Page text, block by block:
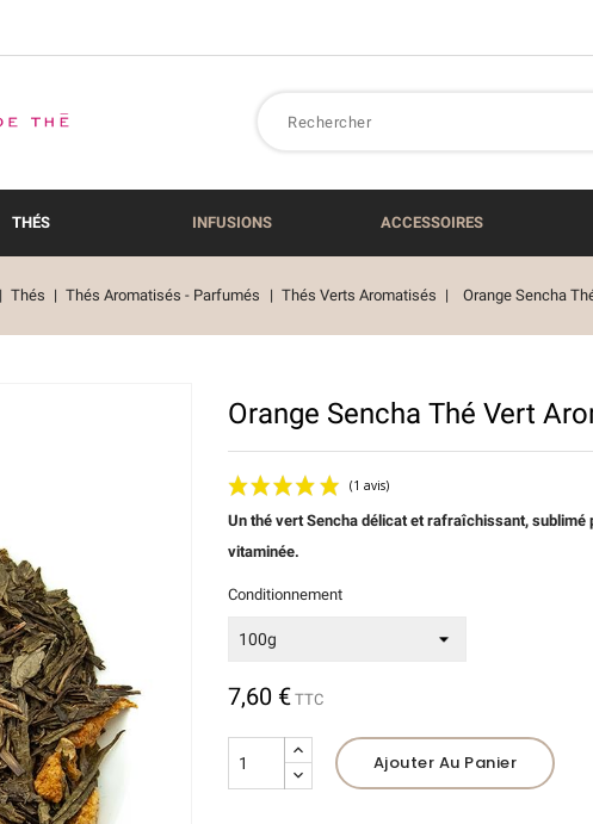
THÉS INFUSIONS ACCESSOIRES
Thés Thés Aromatisés - Parfumés Thés Verts Aromatisés Orange Sencha
Orange Sencha Thé Vert
Un thé vert Sencha délicat et rafraîchissant, sublimé
vitaminée.
Conditionnement
7,60 € TTC
Ajouter Au Panier